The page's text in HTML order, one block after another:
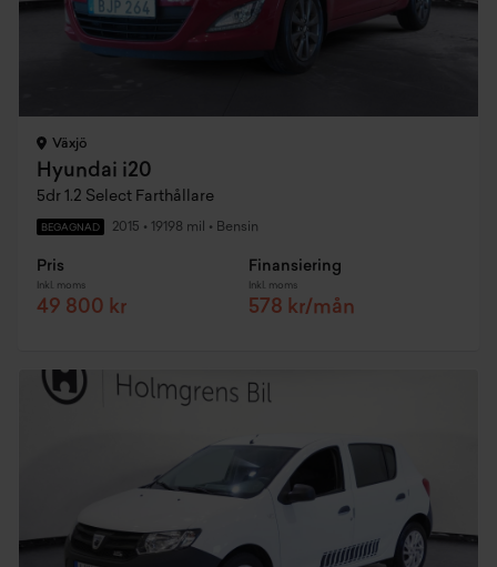
Växjö
Hyundai i20
5dr 1.2 Select Farthållare
BEGAGNAD 2015 • 19198 mil • Bensin
Pris
Inkl. moms
49 800 kr
Finansiering
Inkl. moms
578 kr/mån